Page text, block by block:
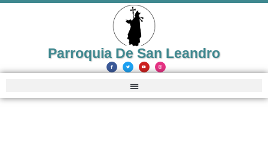
Parroquia De San Leandro